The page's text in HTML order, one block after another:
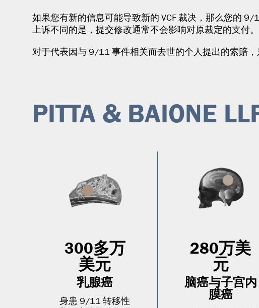
如果您有新的信息可能导致新的 VCF 裁决，那么您的
上诉不同的是，提交修改通常不会影响对原裁定的支付。
对于代表因与 9/11 事件相关而去世的个人提出的索赔，
PITTA & BAIONE
300多万
美元
乳腺癌
身患 9/11 转移性
280万美
元
脑癌与子宫内
膜癌